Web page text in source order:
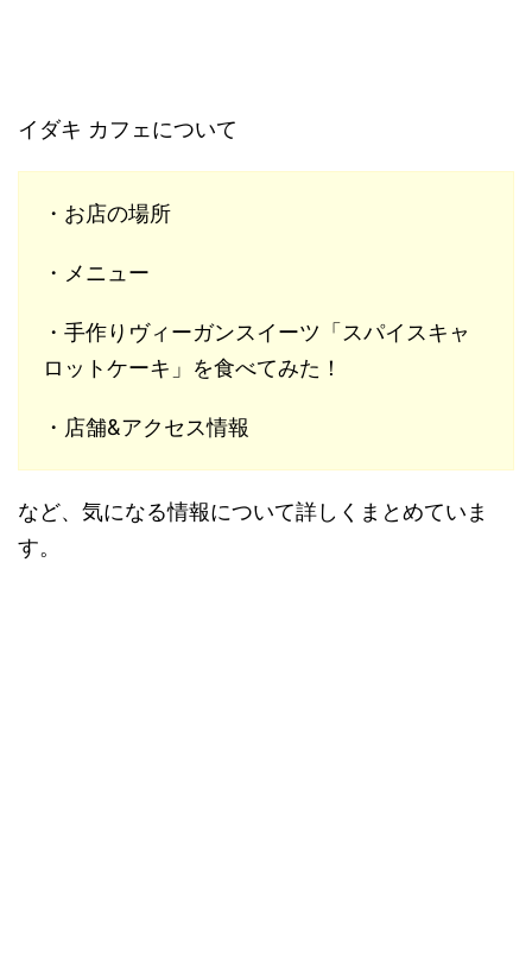
イダキ カフェについて
・お店の場所
・メニュー
・手作りヴィーガンスイーツ「スパイスキャ
ロットケーキ」を食べてみた！
・店舗&アクセス情報
など、気になる情報について詳しくまとめていま
す。